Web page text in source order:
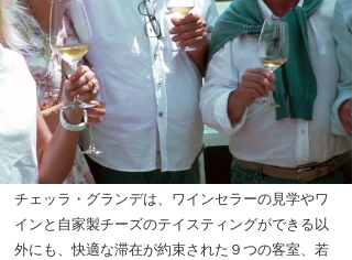
チェッラ・グランデは、ワインセラーの見学やワ
インと自家製チーズのテイスティングができる以
外にも、快適な滞在が約束された９つの客室、若